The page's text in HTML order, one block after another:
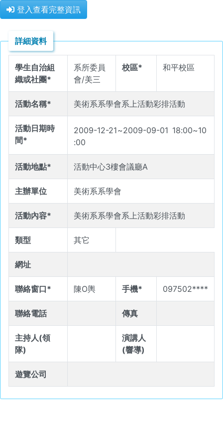
登入查看完整資訊
詳細資料
學生自治組
織或社團*
系所委員
會/美三
校區* 和平校區
活動名稱* 美術系系學會系上活動彩排活動
活動日期時
間*
2009-12-21~2009-09-01 18:00~10
:00
活動地點* 活動中心3樓會議廳A
主辦單位 美術系系學會
活動內容* 美術系系學會系上活動彩排活動
類型 其它
網址
聯絡窗口* 陳O輿 手機* 097502****
聯絡電話 傳真
主持人(領
隊)
演講人
(響導)
遊覽公司